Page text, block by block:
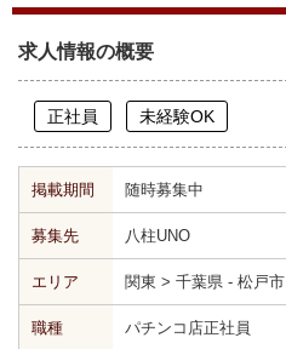
求人情報の概要
正社員 未経験OK
掲載期間 随時募集中
募集先 八柱UNO
エリア 関東 > 千葉県 - 松戸市
職種 パチンコ店正社員